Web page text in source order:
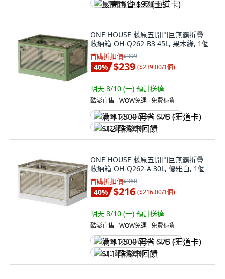
最高再省 $92 (王道卡)
ONE HOUSE 藤原五開門巨無霸折疊
收納箱 OH-Q262-B3 45L, 果木綠, 1個
首購折扣價$399
40% $239 ($239.00/1個)
明天 8/10 (一) 預計送達
酷澎直售 ∙ WOW免運 ∙ 免費退貨
满 $1,500 再省 $75 (王道卡)
$12 酷澎幣回饋
ONE HOUSE 藤原五開門巨無霸折疊
收納箱 OH-Q262-A 30L, 優雅白, 1個
首購折扣價$360
40% $216 ($216.00/1個)
明天 8/10 (一) 預計送達
酷澎直售 ∙ WOW免運 ∙ 免費退貨
满 $1,500 再省 $75 (王道卡)
$11 酷澎幣回饋